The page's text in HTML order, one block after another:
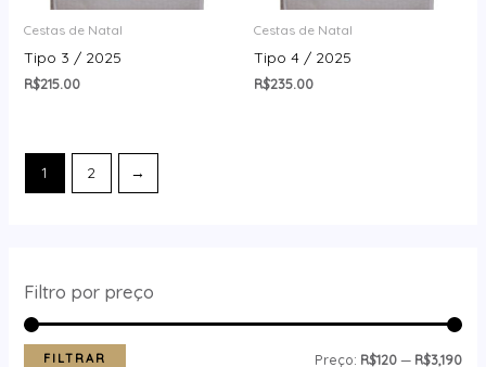
Filtro por preço
FILTRAR Preço: R$120 — R$3,190
Cestas de Natal
Tipo 3 / 2025
R$215.00
Cestas de Natal
Tipo 4 / 2025
R$235.00
1 2 →